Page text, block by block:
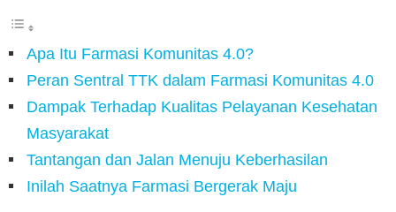
Apa Itu Farmasi Komunitas 4.0?
Peran Sentral TTK dalam Farmasi Komunitas 4.0
Dampak Terhadap Kualitas Pelayanan Kesehatan
Masyarakat
Tantangan dan Jalan Menuju Keberhasilan
Inilah Saatnya Farmasi Bergerak Maju